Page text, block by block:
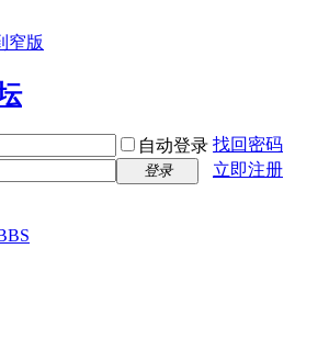
窄版
自动登录 找回密码
登录
立即注册